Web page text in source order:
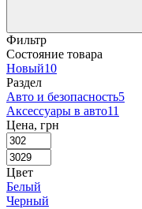
Фильтр
Состояние товара
Новый10
Раздел
Авто и безопасность5
Аксессуары в авто11
Цена, грн
Цвет
Белый
Черный